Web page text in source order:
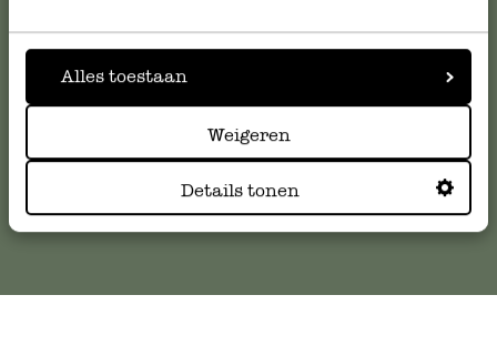
Alles toestaan
Weigeren
Details tonen
die Antworten aufhäufig gestellte Fragen.
kundenservice@dille-kamille.de